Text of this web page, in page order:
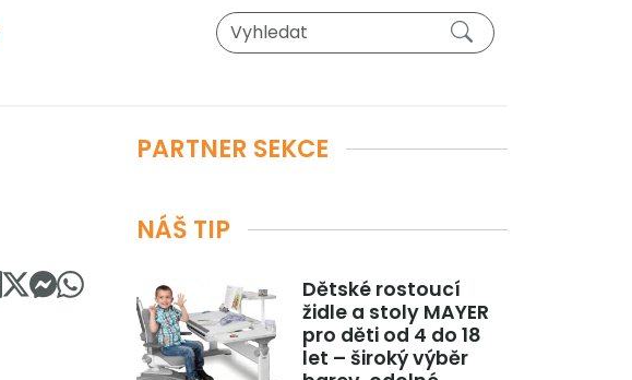
PARTNER SEKCE
NÁŠ TIP
Dětské rostoucí
židle a stoly MAYER
pro děti od 4 do 18
let – široký výběr